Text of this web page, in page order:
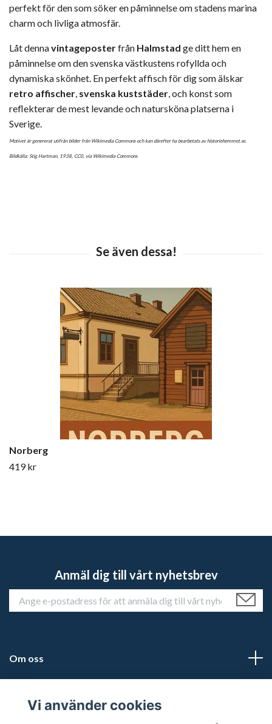
perfekt för den som söker en påminnelse om stadens marina
charm och livliga atmosfär.
Låt dennavintageposterfrån Halmstad ge ditt hem en
påminnelse om den svenska västkustens rofyllda och
dynamiska skönhet. En perfekt affisch för dig som älskar
retro affischer svenska kuststäder , och konst som
reflekterar de mest levande och natursköna platserna i
Sverige.
Motivet är genererat utifrån bilder från Wikimedia Commons och kan därefter ha bearbetats av historiehemmet.se.
Bildkälla: Stig Hartman, 1938, CC0, via Wikimedia Commons
Norberg
419 kr
Anmäl dig till vårt nyhetsbrev
Om oss
Vi använder cookies